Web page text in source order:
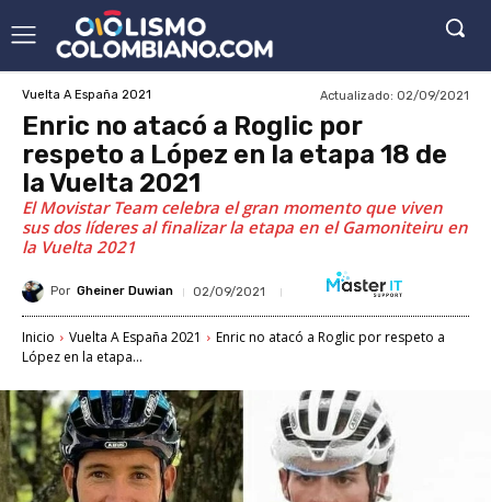
Vuelta A España 2021 Actualizado: 02/09/2021
Enric no atacó a Roglic por
respeto a López en la etapa 18 de
la Vuelta 2021
El Movistar Team celebra el gran momento que viven
sus dos líderes al finalizar la etapa en el Gamoniteiru en
la Vuelta 2021
Por Gheiner Duwian 02/09/2021
Inicio Vuelta A España 2021
Enric no atacó a Roglic por respeto a
López en la etapa...